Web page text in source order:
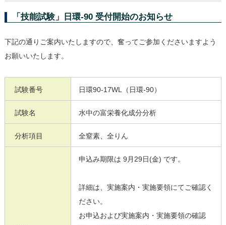
「技能試験」日環-90 受付開始のお知らせ
下記の通りご案内いたしますので、奮ってご参加くださいますよう
お願いいたします。
試験番号 日環90-17WL（日環-90）
試験名 水中の富栄養化成分分析
分析項目 全窒素、全りん
申込み期限は 9月29日(金) です。
詳細は、 実施案内・実施要領にてご確認く
ださい。
お申込および実施案内・実施要領の確認